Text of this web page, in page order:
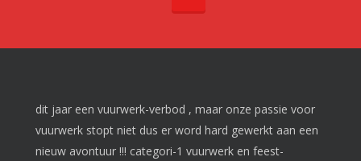
dit jaar een vuurwerk-verbod , maar onze passie voor
vuurwerk stopt niet dus er word hard gewerkt aan een
nieuw avontuur !!! categori-1 vuurwerk en feest-